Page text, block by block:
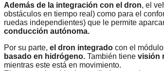
Además de la integración con el dron, el
obstáculos en tiempo real) como para el
ruedas independientes) que le permite
conducción autónoma.
Por su parte, el dron integrado con el
basado en hidrógeno. También tiene visión
mientras este está en movimiento.